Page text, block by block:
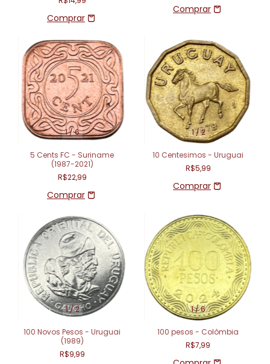
1/6
5 Cents FC - Suriname
(1987-2021)
R$22,99
1/2
10 Centesimos - Uruguai
R$5,99
1/2
100 Novos Pesos - Uruguai
(1989)
R$9,99
1/6
100 pesos - Colômbia
R$7,99